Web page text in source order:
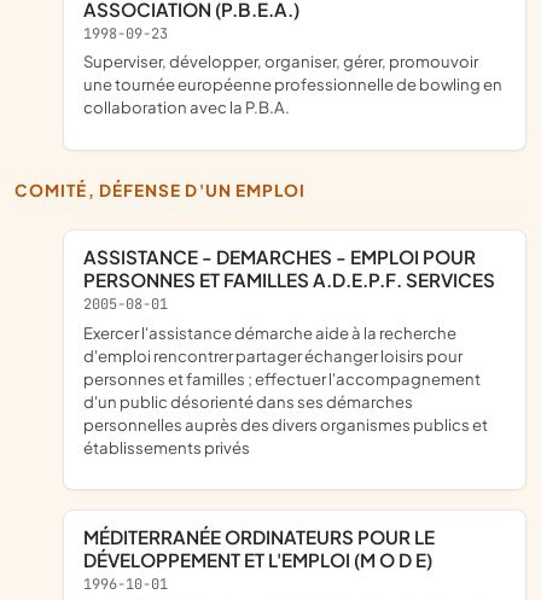
ASSOCIATION (P.B.E.A.)
1998-09-23
Superviser, développer, organiser, gérer, promouvoir
une tournée européenne professionnelle de bowling en
collaboration avec la P.B.A.
COMITÉ, DÉFENSE D'UN EMPLOI
ASSISTANCE - DEMARCHES - EMPLOI POUR
PERSONNES ET FAMILLES A.D.E.P.F. SERVICES
2005-08-01
exercer l'assistance démarche aide à la recherche
d'emploi rencontrer partager échanger loisirs pour
personnes et familles ; effectuer l'accompagnement
d'un public désorienté dans ses démarches
personnelles auprès des divers organismes publics et
établissements privés
MÉDITERRANÉE ORDINATEURS POUR LE
DÉVELOPPEMENT ET L'EMPLOI (M O D E)
1996-10-01